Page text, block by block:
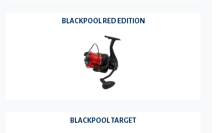
BLACKPOOL RED EDITION
BLACKPOOL TARGET